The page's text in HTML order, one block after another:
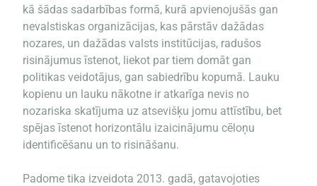
kā šādas sadarbības formā, kurā apvienojušās gan
nevalstiskas organizācijas, kas pārstāv dažādas
nozares, un dažādas valsts institūcijas, radušos
risinājumus īstenot, liekot par tiem domāt gan
politikas veidotājus, gan sabiedrību kopumā. Lauku
kopienu un lauku nākotne ir atkarīga nevis no
nozariska skatījuma uz atsevišķu jomu attīstību, bet
spējas īstenot horizontālu izaicinājumu cēloņu
identificēšanu un to risināšanu.
Padome tika izveidota 2013. gadā, gatavojoties